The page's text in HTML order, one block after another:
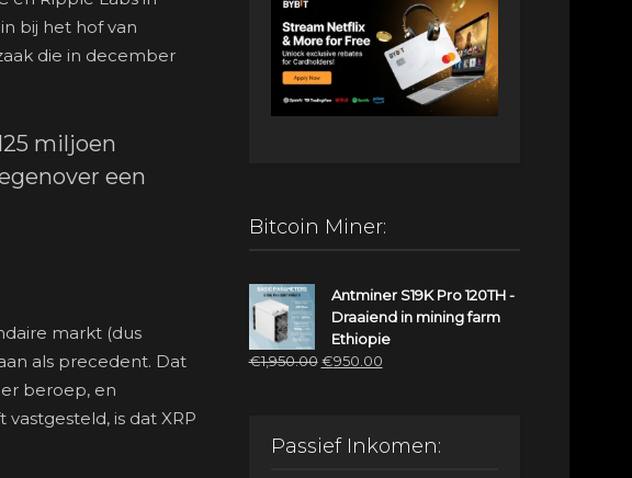
bij het hof van
die in december
miljoen
een
markt (dus
als precedent. Dat
beroep, en
is dat XRP
Bitcoin Miner:
Antminer S19K Pro 120TH -
Draaiend in mining farm
Ethiopie
€1,950.00 Oorspronkelijke
€950.00Huidige
Passief Inkomen: